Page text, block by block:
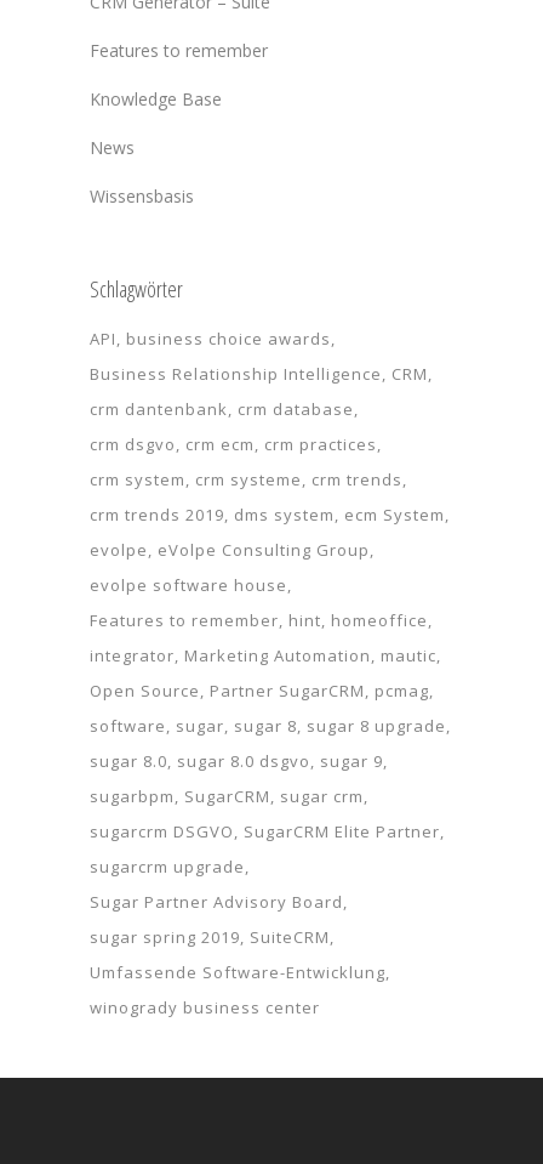
Features to remember
Knowledge Base
News
Wissensbasis
Schlagwörter
API
business choice awards
Business Relationship Intelligence
CRM
crm dantenbank crm database
crm dsgvo
crm ecm
crm practices
crm system
crm systeme
crm trends
crm trends 2019 dms system
ecm System
evolpe
eVolpe Consulting Group
evolpe software house
Features to remember hint homeoffice
integrator Marketing Automation
mautic
Open Source
Partner SugarCRM
pcmag
software
sugar sugar 8 sugar 8 upgrade
sugar 8.0 sugar 8.0 dsgvo
sugar 9
sugarbpm
SugarCRM
sugar crm
sugarcrm DSGVO
SugarCRM Elite Partner
sugarcrm upgrade
Sugar Partner Advisory Board
sugar spring 2019 SuiteCRM
Umfassende Software-Entwicklung
winogrady business center